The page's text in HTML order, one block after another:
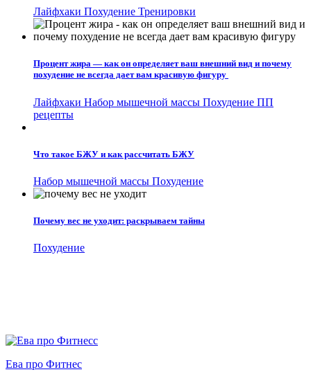
Лайфхаки Похудение Тренировки
Процент жира — как он определяет ваш внешний вид и почему
похудение не всегда дает вам красивую фигуру
Лайфхаки Набор мышечной массы Похудение ПП
рецепты
Что такое БЖУ и как рассчитать БЖУ
Набор мышечной массы Похудение
Почему вес не уходит: раскрываем тайны
Похудение
Ева про Фитнес